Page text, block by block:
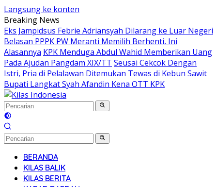
Langsung ke konten
Breaking News
Eks Jampidsus Febrie Adriansyah Dilarang ke Luar Negeri
Belasan PPPK PW Meranti Memilih Berhenti, Ini
Alasannya KPK Menduga Abdul Wahid Memberikan Uang
Pada Ajudan Pangdam XIX/TT Seusai Cekcok Dengan
Istri, Pria di Pelalawan Ditemukan Tewas di Kebun Sawit
Bupati Langkat Syah Afandin Kena OTT KPK
BERANDA
KILAS BALIK
KILAS BERITA